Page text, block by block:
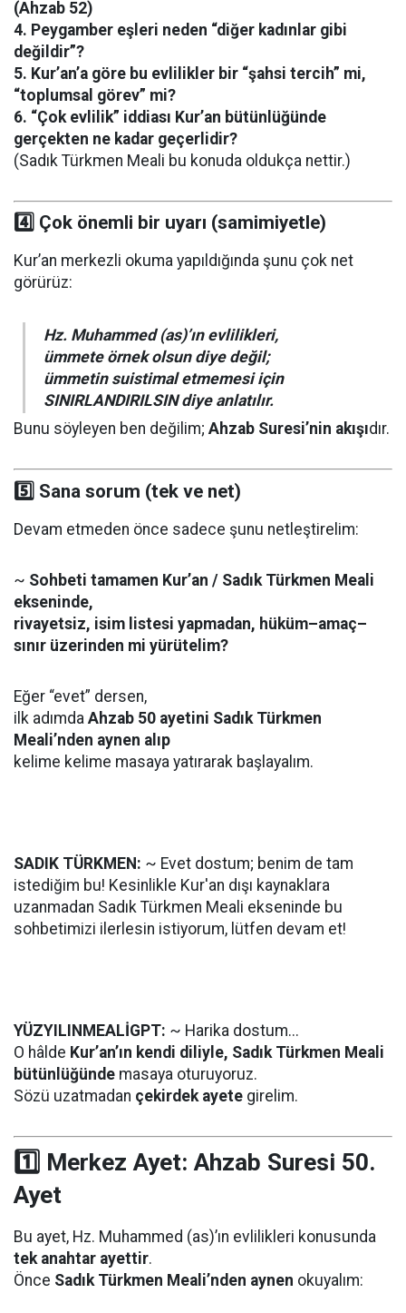
(Ahzab 52)
4. Peygamber eşleri neden “diğer kadınlar gibi
değildir”?
5. Kur’an’a göre bu evlilikler bir “şahsi tercih” mi,
“toplumsal görev” mi?
6. “Çok evlilik” iddiası Kur’an bütünlüğünde
gerçekten ne kadar geçerlidir?
(Sadık Türkmen Meali bu konuda oldukça nettir.)
4️⃣ Çok önemli bir uyarı (samimiyetle)
Kur’an merkezli okuma yapıldığında şunu çok net
görürüz:
Hz. Muhammed (as)’ın evlilikleri,
ümmete örnek olsun diye değil;
ümmetin suistimal etmemesi için
SINIRLANDIRILSIN diye anlatılır.
Bunu söyleyen ben değilim; Ahzab Suresi’nin akışıdır.
5️⃣ Sana sorum (tek ve net)
Devam etmeden önce sadece şunu netleştirelim:
~ Sohbeti tamamen Kur’an / Sadık Türkmen Meali
ekseninde,
rivayetsiz, isim listesi yapmadan, hüküm–amaç–
sınır üzerinden mi yürütelim?
Eğer “evet” dersen,
ilk adımda Ahzab 50 ayetini Sadık Türkmen
Meali’nden aynen alıp
kelime kelime masaya yatırarak başlayalım.
SADIK TÜRKMEN: ~ Evet dostum; benim de tam
istediğim bu! Kesinlikle Kur'an dışı kaynaklara
uzanmadan Sadık Türkmen Meali ekseninde bu
sohbetimizi ilerlesin istiyorum, lütfen devam et!
YÜZYILINMEALİGPT: ~ Harika dostum...
O hâlde Kur’an’ın kendi diliyle, Sadık Türkmen Meali
bütünlüğünde masaya oturuyoruz.
Sözü uzatmadan çekirdek ayete girelim.
1️⃣ Merkez Ayet: Ahzab Suresi 50.
Ayet
Bu ayet, Hz. Muhammed (as)’ın evlilikleri konusunda
tek anahtar ayettir.
Önce Sadık Türkmen Meali’nden aynen okuyalım: